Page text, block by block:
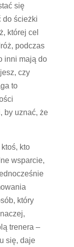
się
do ścieżki
której cel
podczas
inni mają do
czy
to
by uznać, że
kto
wsparcie,
który
trenera –
się, daje